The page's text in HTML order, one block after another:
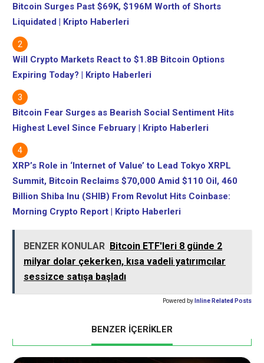
Bitcoin Surges Past $69K, $196M Worth of Shorts
Liquidated | Kripto Haberleri
Will Crypto Markets React to $1.8B Bitcoin Options
Expiring Today? | Kripto Haberleri
Bitcoin Fear Surges as Bearish Social Sentiment Hits
Highest Level Since February | Kripto Haberleri
XRP’s Role in ‘Internet of Value’ to Lead Tokyo XRPL
Summit, Bitcoin Reclaims $70,000 Amid $110 Oil, 460
Billion Shiba Inu (SHIB) From Revolut Hits Coinbase:
Morning Crypto Report | Kripto Haberleri
BENZER KONULAR Bitcoin ETF'leri 8 günde 2
milyar dolar çekerken, kısa vadeli yatırımcılar
sessizce satışa başladı
Powered by Inline Related Posts
BENZER İÇERİKLER